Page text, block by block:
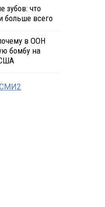
зубов: что
больше всего
в ООН
бомбу на
СМИ2